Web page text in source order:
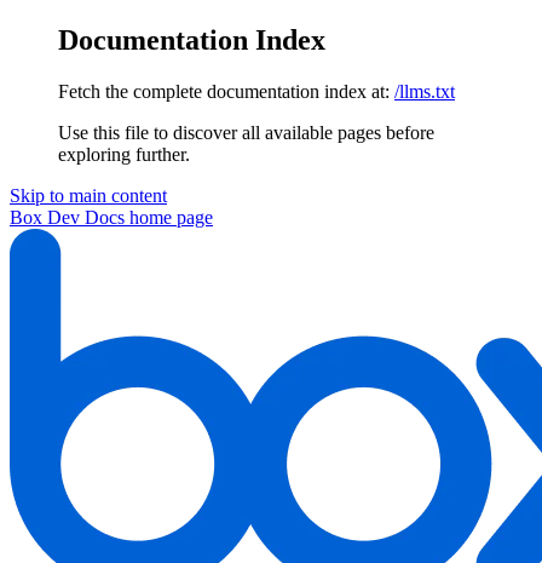
Documentation Index
Fetch the complete documentation index at: /llms.txt
Use this file to discover all available pages before
exploring further.
Skip to main content
Box Dev Docs home page